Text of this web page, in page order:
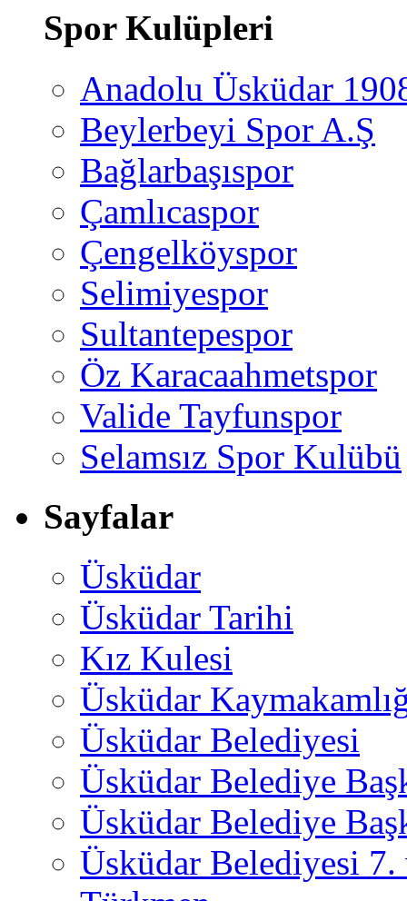
Spor Kulüpleri
Anadolu Üsküdar
Beylerbeyi Spor A.Ş
Bağlarbaşıspor
Çamlıcaspor
Çengelköyspor
Selimiyespor
Sultantepespor
Öz Karacaahmetspor
Valide Tayfunspor
Selamsız Spor Kulübü
Sayfalar
Üsküdar
Üsküdar Tarihi
Kız Kulesi
Üsküdar
Üsküdar Belediyesi
Üsküdar Belediye
Üsküdar Belediye
Üsküdar Belediyesi